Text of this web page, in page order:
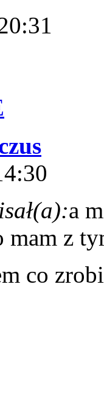
a
mam z
co